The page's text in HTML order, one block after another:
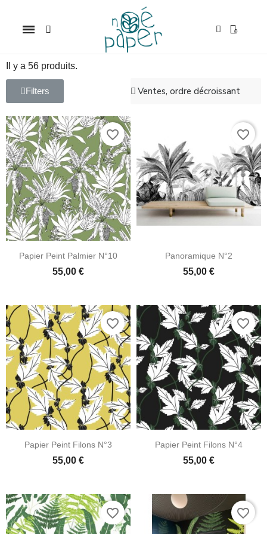
Il y a 56 produits.
Filters
Papier Peint Palmier N°10
55,00 €
favorite_border
Panoramique N°2
55,00 €
favorite_border
Papier Peint Filons N°3
55,00 €
favorite_border
Papier Peint Filons N°4
55,00 €
favorite_border
favorite_border favorite_border